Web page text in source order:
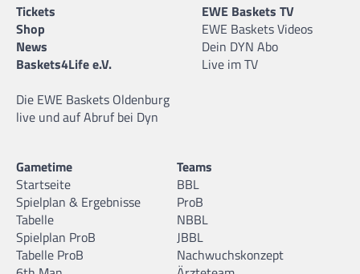
Tickets
Shop
News
Baskets4Life e.V.
Die EWE Baskets Oldenburg
live und auf Abruf bei Dyn
EWE Baskets TV
EWE Baskets Videos
Dein DYN Abo
Live im TV
Gametime
Startseite
Spielplan & Ergebnisse
Tabelle
Spielplan ProB
Tabelle ProB
Teams
BBL
ProB
NBBL
JBBL
Nachwuchskonzept